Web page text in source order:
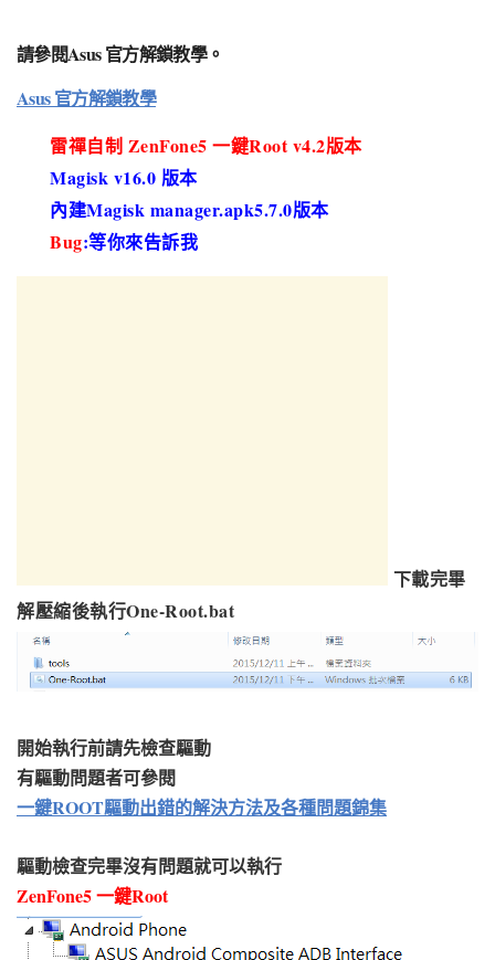
請參閱Asus 官方解鎖教學。
Asus 官方解鎖教學
雷禪自制 ZenFone5 一鍵Root v4.2版本
Magisk v16.0 版本
內建Magisk manager.apk5.7.0版本
Bug:等你來告訴我
下載完畢
解壓縮後執行One-Root.bat
開始執行前請先檢查驅動
有驅動問題者可參閱
一鍵ROOT驅動出錯的解決方法及各種問題錦集
驅動檢查完畢沒有問題就可以執行
ZenFone5 一鍵Root